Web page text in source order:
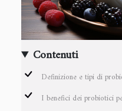
Contenuti
Definizione e tipi di
I benefici dei probiotici